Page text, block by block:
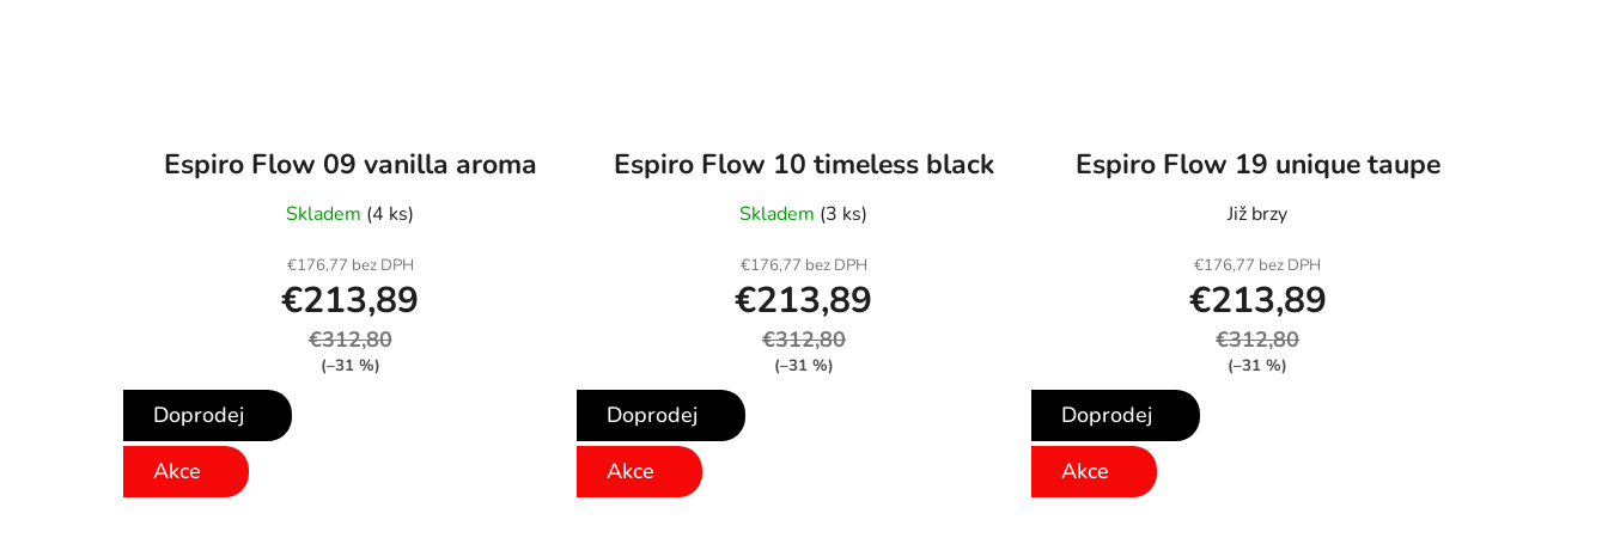
Espiro Flow 09 vanilla aroma
Skladem (4 ks)
€176,77 bez DPH
€213,89
€312,80
(–31 %)
Espiro Flow 10 timeless black
Skladem (3 ks)
€176,77 bez DPH
€213,89
€312,80
(–31 %)
Espiro Flow 19 unique taupe
Již brzy
€176,77 bez DPH
€213,89
€312,80
(–31 %)
Doprodej
Akce
Doprodej
Akce
Doprodej
Akce